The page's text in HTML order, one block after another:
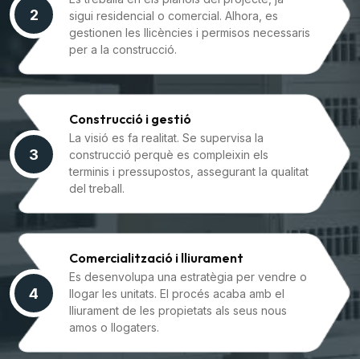
2
sigui residencial o comercial. Alhora, es
gestionen les llicències i permisos necessaris
per a la construcció.
3
Construcció i gestió
La visió es fa realitat. Se supervisa la
construcció perquè es compleixin els
terminis i pressupostos, assegurant la qualitat
del treball.
4
Comercialització i lliurament
Es desenvolupa una estratègia per vendre o
llogar les unitats. El procés acaba amb el
lliurament de les propietats als seus nous
amos o llogaters.